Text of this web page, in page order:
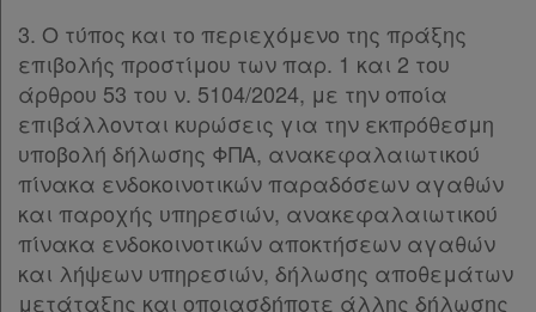
3. Ο τύπος και το περιεχόμενο της πράξης
επιβολής προστίμου των παρ. 1 και 2 του
άρθρου 53 του ν. 5104/2024, με την οποία
επιβάλλονται κυρώσεις για την εκπρόθεσμη
υποβολή δήλωσης ΦΠΑ, ανακεφαλαιωτικού
πίνακα ενδοκοινοτικών παραδόσεων αγαθών
και παροχής υπηρεσιών, ανακεφαλαιωτικού
πίνακα ενδοκοινοτικών αποκτήσεων αγαθών
και λήψεων υπηρεσιών, δήλωσης αποθεμάτων
μετάταξης και οποιασδήποτε άλλης δήλωσης